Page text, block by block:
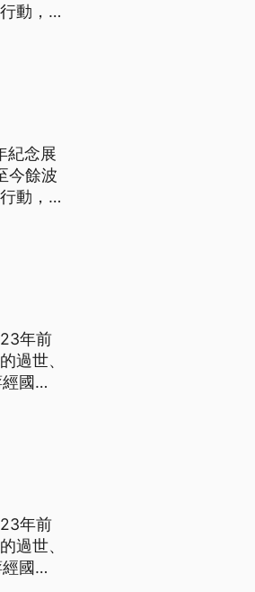
動，但
直到事
紀念展
今餘波
動，但
直到事
年前
過世、
國
聲槍
年前
過世、
國